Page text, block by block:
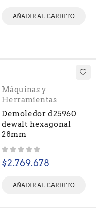
AÑADIR AL CARRITO
Máquinas y
Herramientas
Demoledor d25960
dewalt hexagonal
28mm
$2.769.678
AÑADIR AL CARRITO